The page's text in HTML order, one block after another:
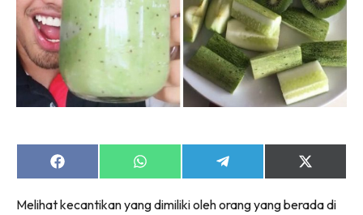
Share
on
Share
on
Share
on
Share
on
(Twitter)
Melihat kecantikan yang dimiliki oleh orang yang berada di